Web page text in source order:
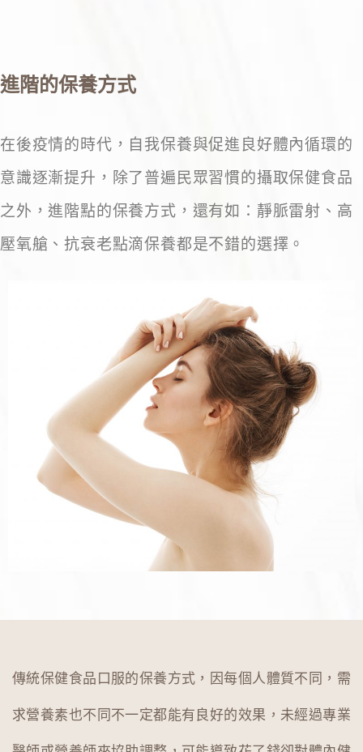
進階的保養方式
在後疫情的時代，自我保養與促進良好體內循環的
意識逐漸提升，除了普遍民眾習慣的攝取保健食品
之外，進階點的保養方式，還有如：靜脈雷射、高
壓氧艙、抗衰老點滴保養都是不錯的選擇。
傳統保健食品口服的保養方式，因每個人體質不同，需
求營養素也不同不一定都能有良好的效果，未經過專業